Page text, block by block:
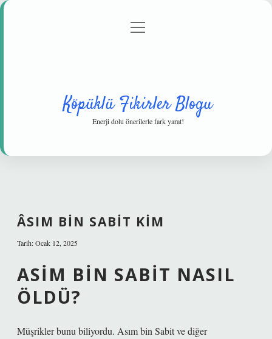
Gizlilik Politikası
menüyü
Köpüklü Fikirler Blogu
Enerji dolu önerilerle fark yarat!
ÂSIM BIN SABIT KIM
Tarih: Ocak 12, 2025
ASIM BIN SABIT NASIL
ÖLDÜ?
Müşrikler bunu biliyordu. Asım bin Sabit ve diğer